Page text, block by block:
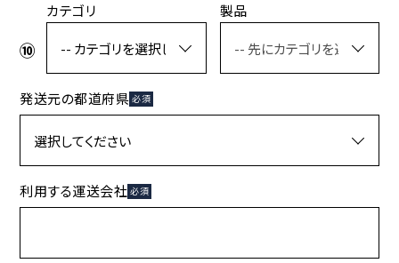
カテゴリ 製品
発送元の都道府県 必須
利用する運送会社 必須